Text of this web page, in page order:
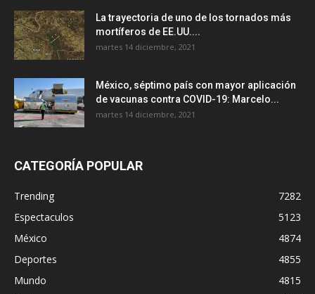
La trayectoria de uno de los tornados más
mortíferos de EE.UU....
martes 14 diciembre, 2021
México, séptimo país con mayor aplicación
de vacunas contra COVID-19: Marcelo...
martes 14 diciembre, 2021
CATEGORÍA POPULAR
Trending
7282
Espectaculos
5123
México
4874
Deportes
4855
Mundo
4815